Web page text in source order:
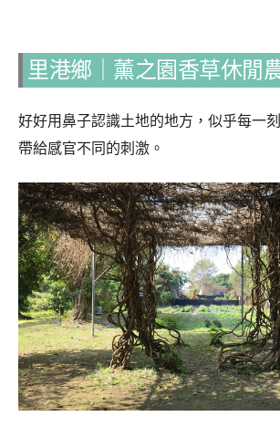
里港鄉｜薰之園香草休閒
好好用鼻子認識土地的地方，似乎每一
帶給感官不同的刺激。